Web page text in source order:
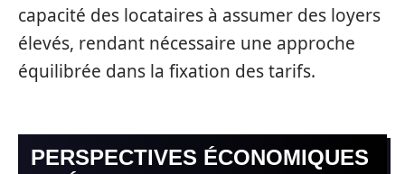
capacité des locataires à assumer des loyers
élevés, rendant nécessaire une approche
équilibrée dans la fixation des tarifs.
PERSPECTIVES ÉCONOMIQUES